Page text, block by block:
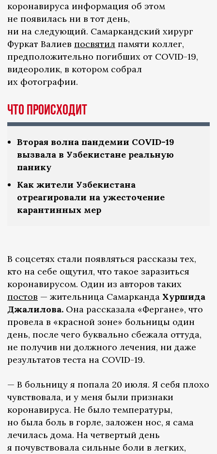
коронавируса информация об этом
не появилась ни в тот день,
ни на следующий. Самаркандский хирург
Фуркат Валиев посвятил памяти коллег,
предположительно погибших от COVID-19,
видеоролик, в котором собрал
их фотографии.
Что происходит
Вторая волна пандемии COVID-19
вызвала в Узбекистане реальную
панику
Как жители Узбекистана
отреагировали на ужесточение
карантинных мер
В соцсетях стали появляться рассказы тех,
кто на себе ощутил, что такое заразиться
коронавирусом. Один из авторов таких
постов — жительница Самарканда Хуршида
Джалилова. Она рассказала «Фергане», что
провела в «красной зоне» больницы один
день, после чего буквально сбежала оттуда,
не получив ни должного лечения, ни даже
результатов теста на COVID-19.
— В больницу я попала 20 июля. Я себя плохо
чувствовала, и у меня были признаки
коронавируса. Не было температуры,
но была боль в горле, заложен нос, я сама
лечилась дома. На четвертый день
я почувствовала сильные боли в легких,